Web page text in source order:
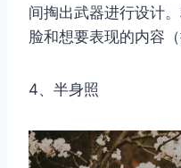
间掏出武器进行设计
脸和想要表现的内容
4、半身照
取消